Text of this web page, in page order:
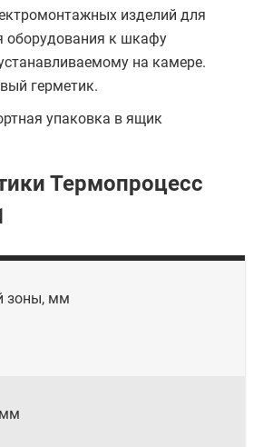
изделий для
оборудования к шкафу
на камере.
герметик.
упаковка в ящик
Термопроцесс
зоны, мм